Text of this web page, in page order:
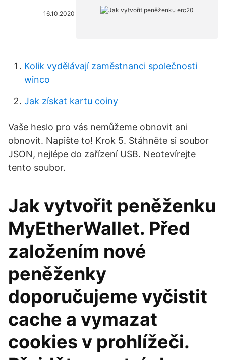
16.10.2020
Kolik vydělávají zaměstnanci společnosti
winco
Jak získat kartu coiny
Vaše heslo pro vás nemůžeme obnovit ani
obnovit. Napište to! Krok 5. Stáhněte si soubor
JSON, nejlépe do zařízení USB. Neotevírejte
tento soubor.
Jak vytvořit peněženku
MyEtherWallet. Před
založením nové
peněženky
doporučujeme vyčistit
cache a vymazat
cookies v prohlížeči.